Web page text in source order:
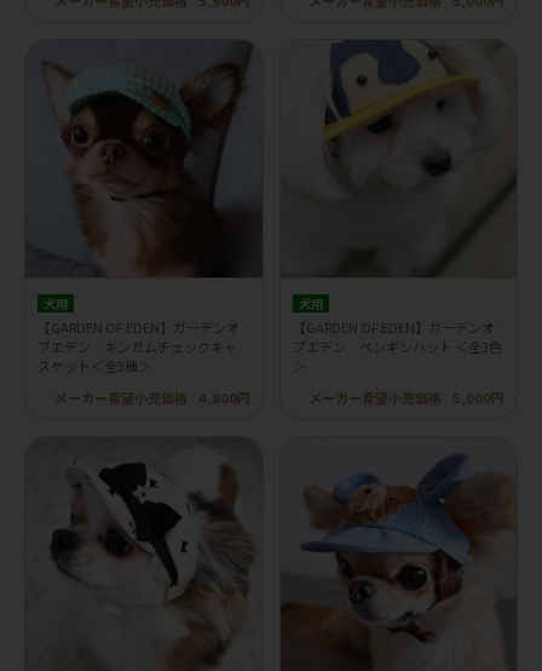
犬用
【GARDEN OF EDEN】ガーデンオ
ブエデン ギンガムチェックキャ
スケット＜全3種＞
メーカー希望小売価格
4,800円
犬用
【GARDEN OF EDEN】ガーデンオ
ブエデン ペンギンハット ＜全3色
＞
メーカー希望小売価格
5,000円